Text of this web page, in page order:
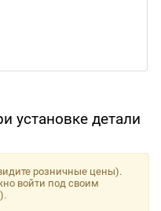
установке детали
розничные цены).
войти под своим